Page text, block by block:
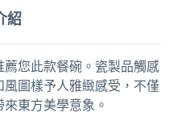
紹
您此款餐碗。瓷製品觸感
圖樣予人雅緻感受，不僅
東方美學意象。